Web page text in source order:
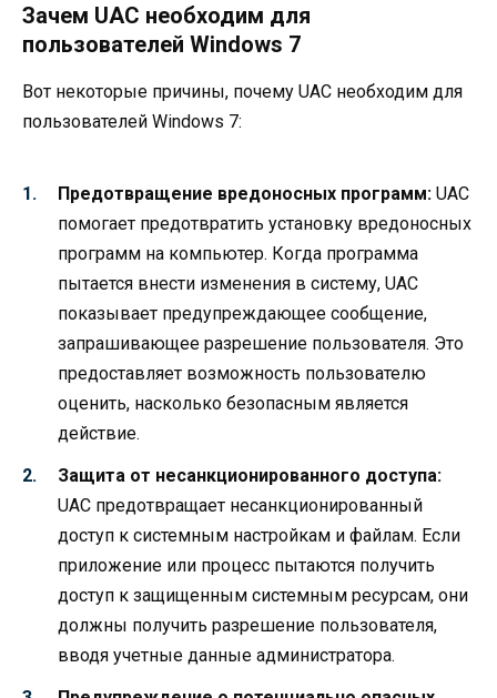
Зачем UAC необходим для
пользователей Windows 7
Вот некоторые причины, почему UAC необходим для
пользователей Windows 7:
Предотвращение вредоносных программ: UAC
помогает предотвратить установку вредоносных
программ на компьютер. Когда программа
пытается внести изменения в систему, UAC
показывает предупреждающее сообщение,
запрашивающее разрешение пользователя. Это
предоставляет возможность пользователю
оценить, насколько безопасным является
действие.
Защита от несанкционированного доступа:
UAC предотвращает несанкционированный
доступ к системным настройкам и файлам. Если
приложение или процесс пытаются получить
доступ к защищенным системным ресурсам, они
должны получить разрешение пользователя,
вводя учетные данные администратора.